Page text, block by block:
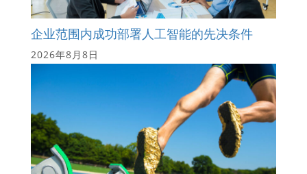
企业范围内成功部署人工智能的先决条件
2026年8月8日